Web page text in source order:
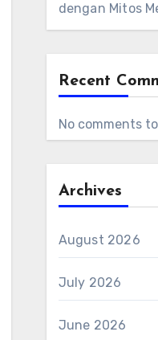
dengan Mitos
Recent
No comments
Archives
August 2026
July 2026
June 2026